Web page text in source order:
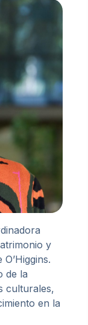
y
de la
culturales,
en la